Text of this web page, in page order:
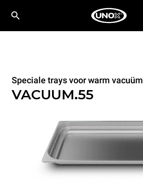
Speciale trays voor warm vacuüm
VACUUM.55